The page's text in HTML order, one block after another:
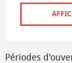
Périodes